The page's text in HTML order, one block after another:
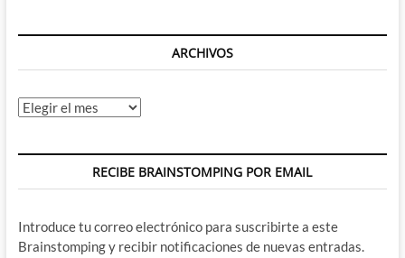
ARCHIVOS
Archivos
RECIBE BRAINSTOMPING POR EMAIL
Introduce tu correo electrónico para suscribirte a este
Brainstomping y recibir notificaciones de nuevas entradas.